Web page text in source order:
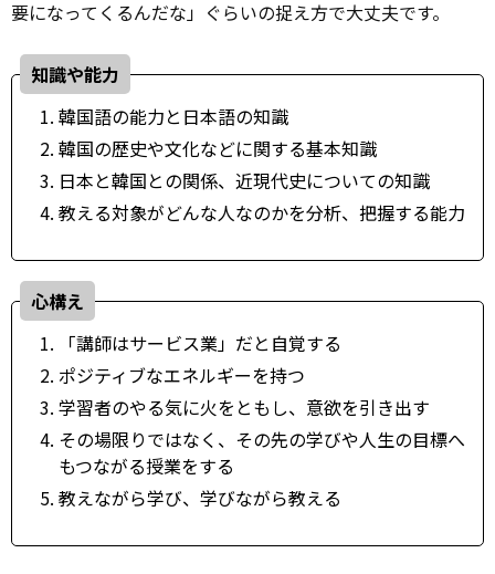
要になってくるんだな」ぐらいの捉え方で大丈夫です。
知識や能力
韓国語の能力と日本語の知識
韓国の歴史や文化などに関する基本知識
日本と韓国との関係、近現代史についての知識
教える対象がどんな人なのかを分析、把握する能力
心構え
「講師はサービス業」だと自覚する
ポジティブなエネルギーを持つ
学習者のやる気に火をともし、意欲を引き出す
その場限りではなく、その先の学びや人生の目標へ
もつながる授業をする
教えながら学び、学びながら教える